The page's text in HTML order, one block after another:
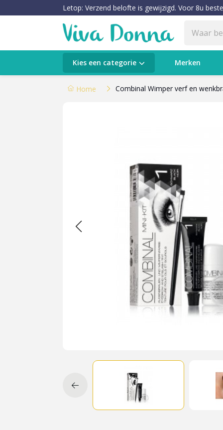
Letop: Verzend belofte is gewijzigd. Voor 8u
Kies een categorie Merken
Categorieën
Verzorging
Voeding & Gezondheid
Travel size producten
Nieuwe Striplac 2025
Schrijf je nu in voor Beauty News
Home Combinal Wimper verf en